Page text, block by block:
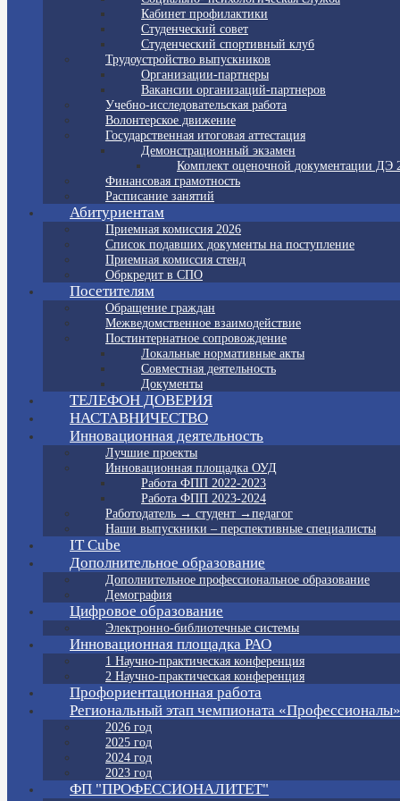
Кабинет профилактики
Студенческий совет
Студенческий спортивный клуб
Трудоустройство выпускников
Организации-партнеры
Вакансии организаций-партнеров
Учебно-исследовательская работа
Волонтерское движение
Государственная итоговая аттестация
Демонстрационный экзамен
Комплект оценочной документации ДЭ
Финансовая грамотность
Расписание занятий
Абитуриентам
Приемная комиссия 2026
Список подавших документы на поступление
Приемная комиссия стенд
Обркредит в СПО
Посетителям
Обращение граждан
Межведомственное взаимодействие
Постинтернатное сопровождение
Локальные нормативные акты
Совместная деятельность
Документы
ТЕЛЕФОН ДОВЕРИЯ
НАСТАВНИЧЕСТВО
Инновационная деятельность
Лучшие проекты
Инновационная площадка ОУД
Работа ФПП 2022-2023
Работа ФПП 2023-2024
Работодатель → студент →педагог
Наши выпускники – перспективные специалисты
IT Cube
Дополнительное образование
Дополнительное профессиональное образование
Демография
Цифровое образование
Электронно-библиотечные системы
Инновационная площадка РАО
1 Научно-практическая конференция
2 Научно-практическая конференция
Профориентационная работа
Региональный этап чемпионата «Профессионалы»
2026 год
2025 год
2024 год
2023 год
ФП "ПРОФЕССИОНАЛИТЕТ"